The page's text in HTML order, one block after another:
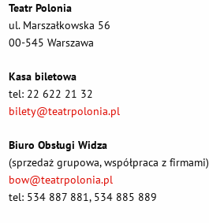
Teatr Polonia
ul. Marszałkowska 56
00-545 Warszawa
Kasa biletowa
tel: 22 622 21 32
bilety@teatrpolonia.pl
Biuro Obsługi Widza
(sprzedaż grupowa, współpraca z firmami)
bow@teatrpolonia.pl
tel: 534 887 881, 534 885 889